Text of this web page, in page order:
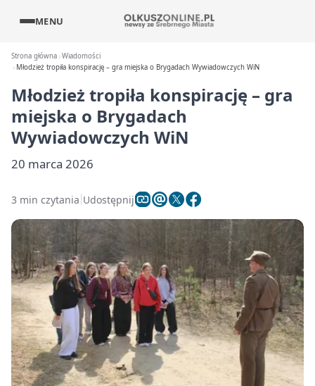
MENU
Strona główna Wiadomości
Młodzież tropiła konspirację – gra miejska o Brygadach Wywiadowczych WiN
Młodzież tropiła konspirację – gra
miejska o Brygadach
Wywiadowczych WiN
20 marca 2026
3 min czytania Udostępnij